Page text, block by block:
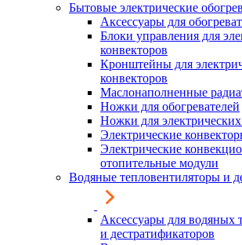
Бытовые электрические
Аксессуары для
Блоки управления для
конвекторов
Кронштейны для
конвекторов
Маслонаполненные
Ножки для обогревателей
Ножки для
Электрические
Электрические
отопительные модули
Водяные тепловентиляторы и
Аксессуары для водяных
и дестратификаторов